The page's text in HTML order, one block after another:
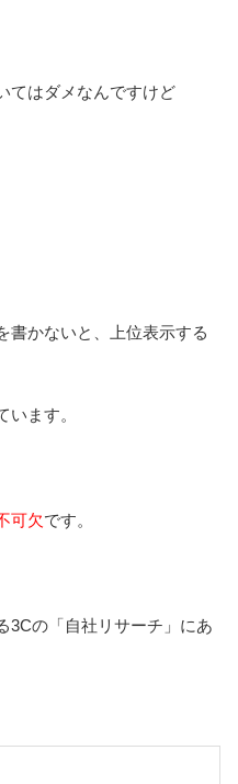
てはダメなんですけど
書かないと、上位表示する
ます。
可欠です。
3Cの「自社リサーチ」にあ